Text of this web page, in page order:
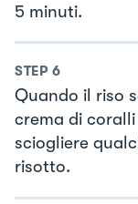
5 minuti.
STEP 6
Quando il riso
crema di
sciogliere
risotto.